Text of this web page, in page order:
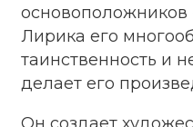
основоположников
Лирика его
таинственность и
делает его